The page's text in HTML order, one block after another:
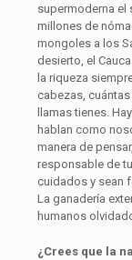
supermoderna el
millones de
mongoles a los
desierto, el
la riqueza
cabezas,
llamas tienes.
hablan como
manera de
responsable de
cuidados y sean
La ganadería
humanos
¿Crees que la